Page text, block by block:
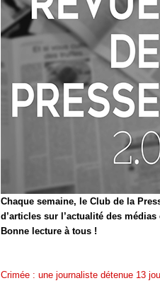
Chaque semaine, le Club de la
d’articles sur l’actualité des
Bonne lecture à tous !
Crimée : une journaliste détenue 13